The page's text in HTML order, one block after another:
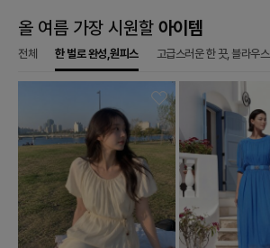
올 여름 가장 시원할 아이템
전체 한 벌로 완성,원피스 고급스러운 한 끗, 블라우스